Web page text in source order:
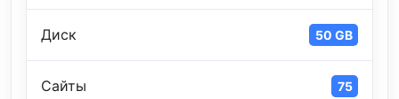
Диск 50 GB
Сайты 75